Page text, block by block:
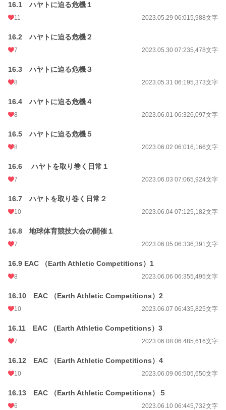
16.1 ハヤトに迫る危機１
11 2023.05.29 06:015,988文字
16.2 ハヤトに迫る危機２
7 2023.05.30 07:235,478文字
16.3 ハヤトに迫る危機３
8 2023.05.31 06:195,373文字
16.4 ハヤトに迫る危機４
8 2023.06.01 06:326,097文字
16.5 ハヤトに迫る危機５
8 2023.06.02 06:016,166文字
16.6 ハヤトを取り巻く日常１
7 2023.06.03 07:065,924文字
16.7 ハヤトを取り巻く日常２
10 2023.06.04 07:125,182文字
16.8 地球体育競技大会の開催１
7 2023.06.05 06:336,391文字
16.9 EAC （Earth Athletic Competitions）1
8 2023.06.06 06:355,495文字
16.10 EAC （Earth Athletic Competitions）2
10 2023.06.07 06:435,825文字
16.11 EAC （Earth Athletic Competitions）3
7 2023.06.08 06:485,616文字
16.12 EAC （Earth Athletic Competitions）4
10 2023.06.09 06:505,650文字
16.13 EAC （Earth Athletic Competitions）５
6 2023.06.10 06:445,732文字